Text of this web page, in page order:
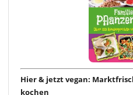
Hier & jetzt vegan:
kochen